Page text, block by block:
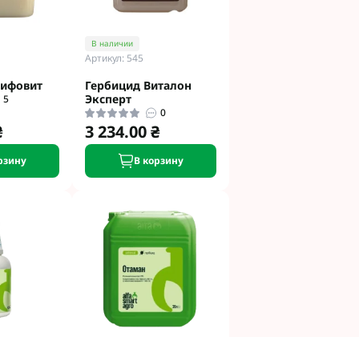
5
В наличии
Артикул: 545
Гербицид Виталон
Эксперт
0
3 234.00 ₴
В корзину